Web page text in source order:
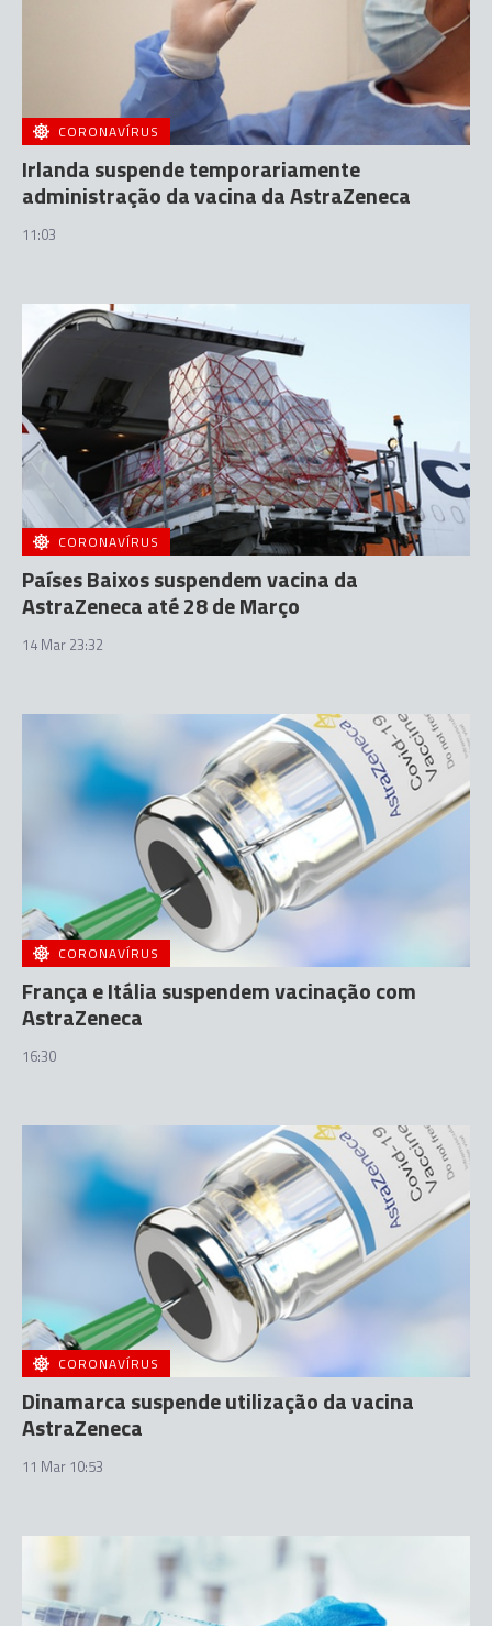
CORONAVÍRUS
Irlanda suspende temporariamente
administração da vacina da AstraZeneca
11:03
CORONAVÍRUS
Países Baixos suspendem vacina da
AstraZeneca até 28 de Março
14 Mar 23:32
CORONAVÍRUS
França e Itália suspendem vacinação com
AstraZeneca
16:30
CORONAVÍRUS
Dinamarca suspende utilização da vacina
AstraZeneca
11 Mar 10:53